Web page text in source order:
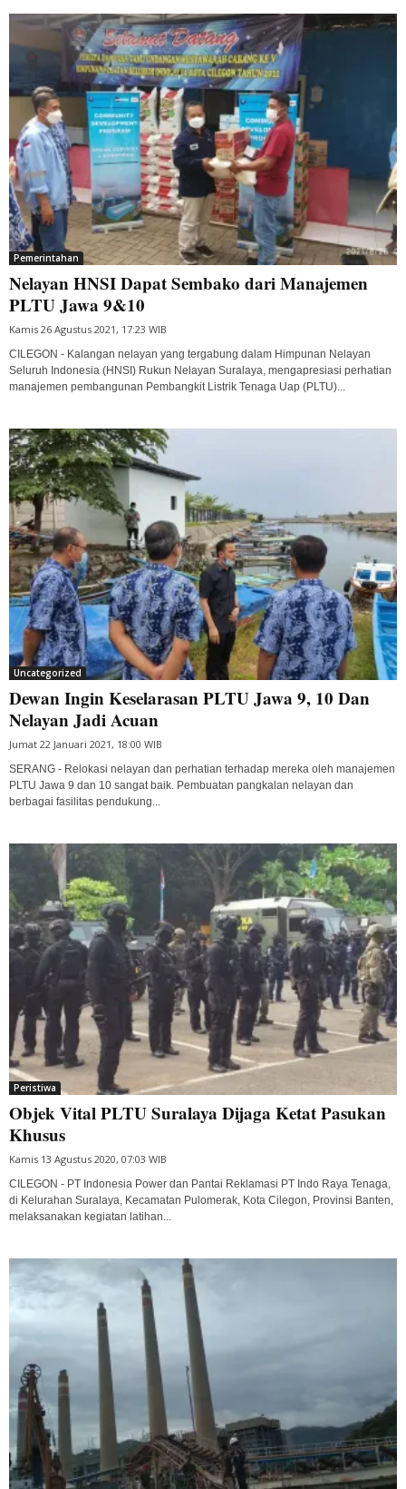
Pemerintahan
Nelayan HNSI Dapat Sembako dari Manajemen
PLTU Jawa 9&10
Kamis 26 Agustus 2021, 17:23 WIB
CILEGON - Kalangan nelayan yang tergabung dalam Himpunan Nelayan
Seluruh Indonesia (HNSI) Rukun Nelayan Suralaya, mengapresiasi perhatian
manajemen pembangunan Pembangkit Listrik Tenaga Uap (PLTU)...
Uncategorized
Dewan Ingin Keselarasan PLTU Jawa 9, 10 Dan
Nelayan Jadi Acuan
Jumat 22 Januari 2021, 18:00 WIB
SERANG - Relokasi nelayan dan perhatian terhadap mereka oleh manajemen
PLTU Jawa 9 dan 10 sangat baik. Pembuatan pangkalan nelayan dan
berbagai fasilitas pendukung...
Peristiwa
Objek Vital PLTU Suralaya Dijaga Ketat Pasukan
Khusus
Kamis 13 Agustus 2020, 07:03 WIB
CILEGON - PT Indonesia Power dan Pantai Reklamasi PT Indo Raya Tenaga,
di Kelurahan Suralaya, Kecamatan Pulomerak, Kota Cilegon, Provinsi Banten,
melaksanakan kegiatan latihan...